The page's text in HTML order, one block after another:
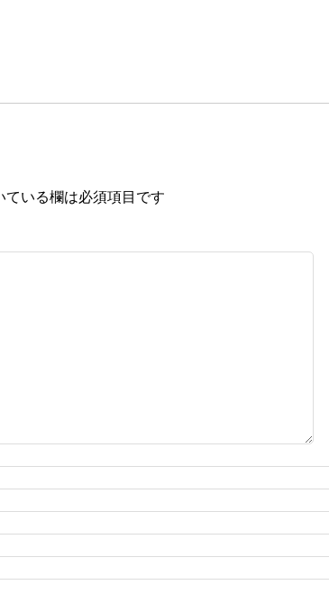
ている欄は必須項目です